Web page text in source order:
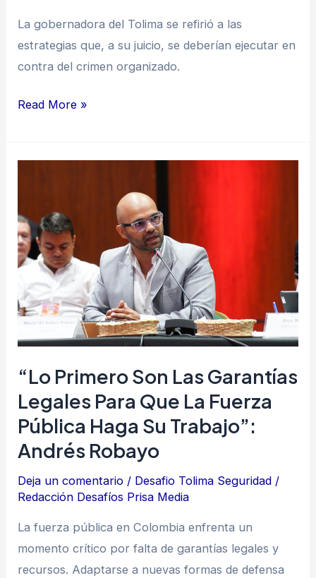
La gobernadora del Tolima se refirió a las
estrategias que, a su juicio, se deberían ejecutar en
contra del crimen organizado.
Read More »
“Lo Primero Son Las Garantías
Legales Para Que La Fuerza
Pública Haga Su Trabajo”:
Andrés Robayo
Deja un comentario / Desafio Tolima Seguridad /
Redacción Desafíos Prisa Media
La fuerza pública en Colombia enfrenta un
momento crítico por falta de garantías legales y
recursos. Adaptarse a nuevas formas de defensa
son
las
garantías
legales
para
que
la
pública
haga
su
trabajo”:
Robayo